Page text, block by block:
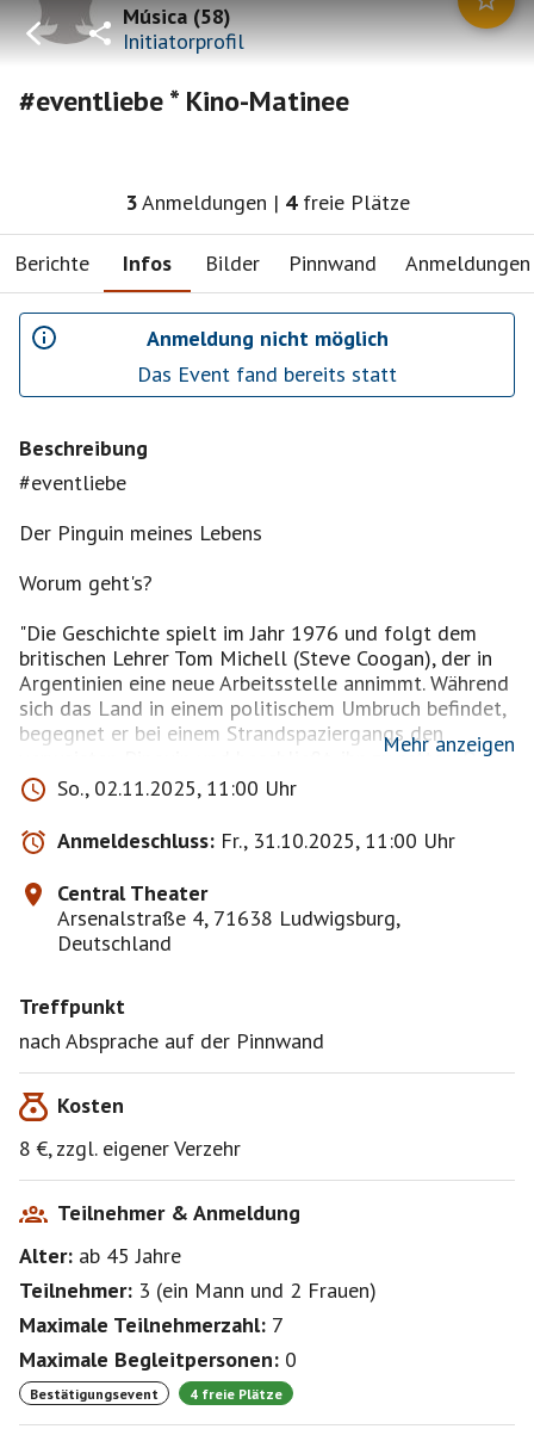
Música(58)
Initiatorprofil
#eventliebe * Kino-Matinee
3Anmeldungen | 4 freie Plätze
Berichte Infos Bilder Pinnwand Anmeldungen
Anmeldung nicht möglich
Das Event fand bereits statt
Beschreibung
#eventliebe
Der Pinguin meines Lebens
Worum geht's?
"Die Geschichte spielt im Jahr 1976 und folgt dem
britischen Lehrer Tom Michell (Steve Coogan), der in
Argentinien eine neue Arbeitsstelle annimmt. Während
sich das Land in einem politischem Umbruch befindet,
begegnet er bei einem Strandspaziergangs den
verwaisten Pinguin und beschließt, ihn zu retten. Der
Pinguin, den er Juan Salvador tauft, wird schnell zu
einem treuen Begleiter und verändert Toms Leben auf
unerwartete Weise. Obwohl Haustiere an seiner Schule
strikt untersagt sind, kann der Pinguin nicht Toms
Herz, sondern auch das der Schülerschaft und der
Belegschaft erweisen. Durch die außergewöhnliche
Freundschaft mit dem Pinguin lernt Tom nicht nur
über das Leben in einer fremden Kultur, sondern auch
helfen."
Im Anschluss könnten wir vielleicht noch was
Anlaufstellen :zwinker:
Mehr anzeigen
So., 02.11.2025, 11:00 Uhr
Anmeldeschluss: Fr., 31.10.2025, 11:00 Uhr
Central Theater
Arsenalstraße 4, 71638 Ludwigsburg,
Deutschland
Treffpunkt
nach Absprache auf der Pinnwand
Kosten
8 €, zzgl. eigener Verzehr
Teilnehmer & Anmeldung
Alter: ab 45Jahre
Teilnehmer: 3 (ein Mann und 2 Frauen)
Maximale Teilnehmerzahl: 7
Maximale Begleitpersonen: 0
Bestätigungsevent 4 freie Plätze